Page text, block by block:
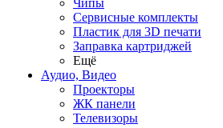
Чипы
Сервисные комплекты
Пластик для 3D печати
Заправка картриджей
Ещё
Аудио, Видео
Проекторы
ЖК панели
Телевизоры